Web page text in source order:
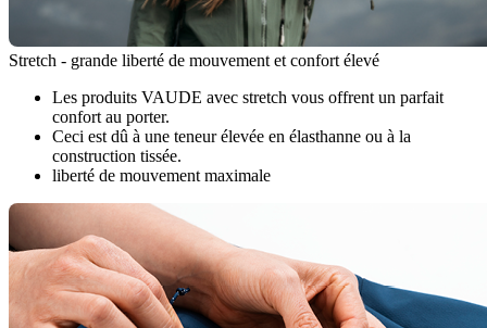
Stretch - grande liberté de mouvement et confort élevé
Les produits VAUDE avec stretch vous offrent un parfait
confort au porter.
Ceci est dû à une teneur élevée en élasthanne ou à la
construction tissée.
liberté de mouvement maximale